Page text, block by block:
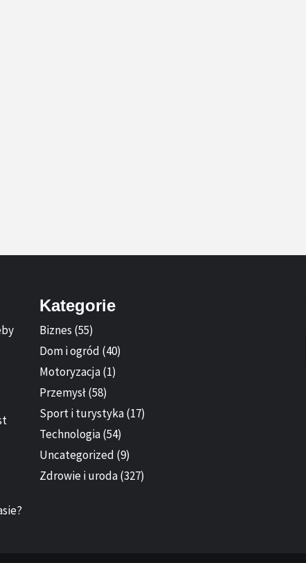
Kategorie
Biznes (55)
Dom i ogród (40)
Motoryzacja(1)
Przemysł(58)
Sport i turystyka(17)
Technologia(54)
Uncategorized (9)
Zdrowie i uroda(327)